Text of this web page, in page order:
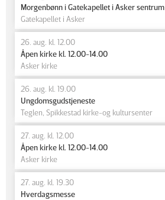
Morgenbønn i Gatekapellet i Asker sentrum
Gatekapellet i Asker
26. aug. kl. 12.00
Åpen kirke kl. 12.00-14.00
Asker kirke
26. aug. kl. 19.00
Ungdomsgudstjeneste
Teglen, Spikkestad kirke-og kultursenter
27. aug. kl. 12.00
Åpen kirke kl. 12.00-14.00
Asker kirke
27. aug. kl. 19.30
Hverdagsmesse